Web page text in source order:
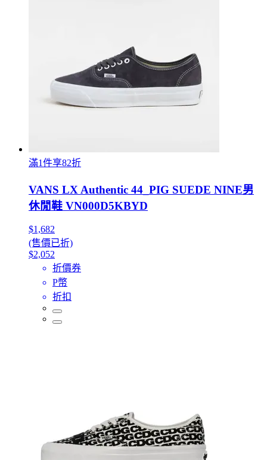
滿1件享82折
VANS LX Authentic 44_PIG SUEDE NINE男
休閒鞋 VN000D5KBYD
$1,682
(售價已折)
$2,052
折價券
P幣
折扣